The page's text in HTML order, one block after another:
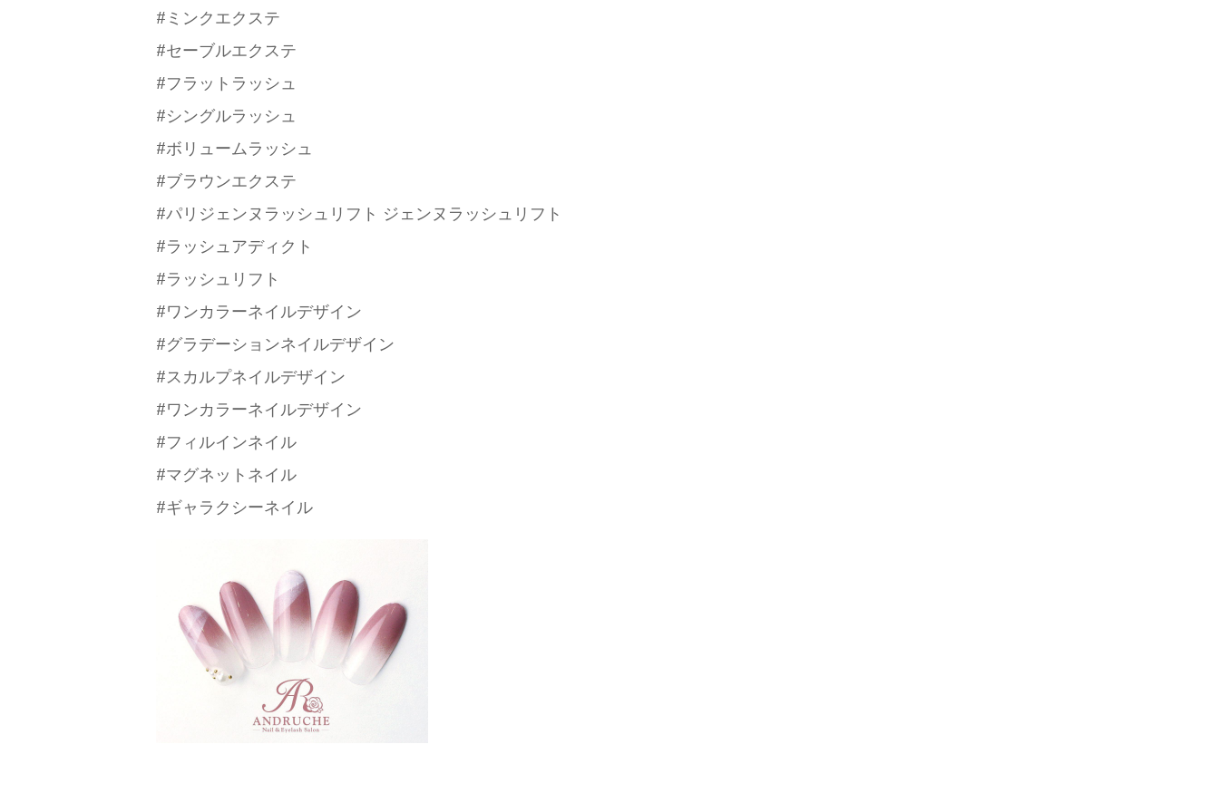
#ミンクエクステ
#セーブルエクステ
#フラットラッシュ
#シングルラッシュ
#ボリュームラッシュ
#ブラウンエクステ
#パリジェンヌラッシュリフト ジェンヌラッシュリフト
#ラッシュアディクト
#ラッシュリフト
#ワンカラーネイルデザイン
#グラデーションネイルデザイン
#スカルプネイルデザイン
#ワンカラーネイルデザイン
#フィルインネイル
#マグネットネイル
#ギャラクシーネイル